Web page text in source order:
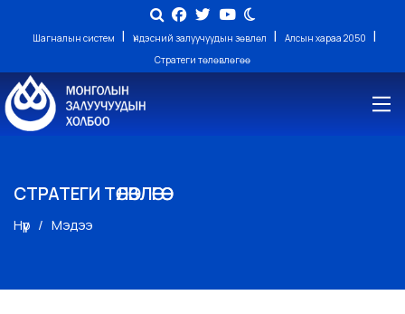
Шагналын систем | Үндэсний залуучуудын зөвлөл | Алсын хараа 2050 |
Стратеги төлөвлөгөө
СТРАТЕГИ ТӨЛӨВЛӨГӨӨ
Нүүр Мэдээ